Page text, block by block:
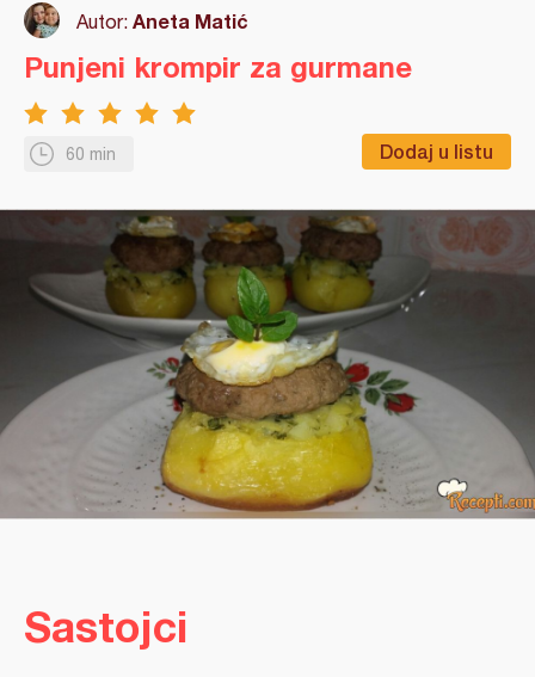
Autor: Aneta Matić
60 min Dodaj u listu
Punjeni krompir za gurmane
Sastojci